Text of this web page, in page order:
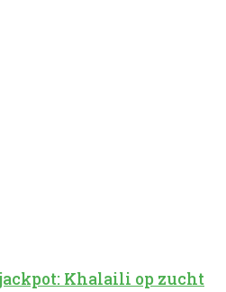
jackpot: Khalaili op zucht